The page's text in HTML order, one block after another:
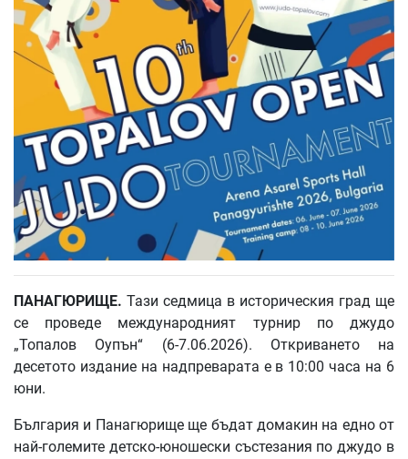
ПАНАГЮРИЩЕ. Тази седмица в историческия град ще
се проведе международният турнир по джудо
„Топалов Оупън“ (6-7.06.2026). Откриването на
десетото издание на надпреварата е в 10:00 часа на 6
юни.
България и Панагюрище ще бъдат домакин на едно от
най-големите детско-юношески състезания по джудо в